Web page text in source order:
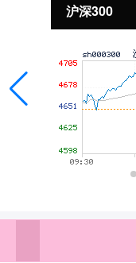
沪深300